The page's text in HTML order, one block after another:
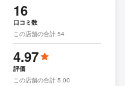
16
口コミ数
この店舗の合計 54
4.97
評価
この店舗の合計 5.00